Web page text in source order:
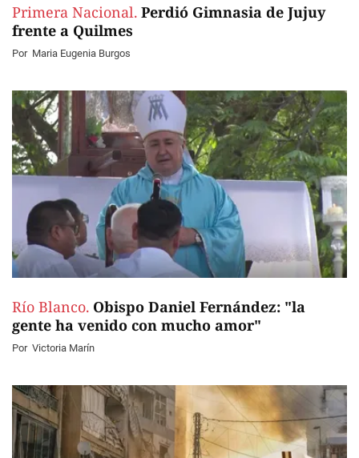
Primera Nacional. Perdió Gimnasia de Jujuy
frente a Quilmes
Por Maria Eugenia Burgos
Río Blanco. Obispo Daniel Fernández: "la
gente ha venido con mucho amor"
Por Victoria Marín